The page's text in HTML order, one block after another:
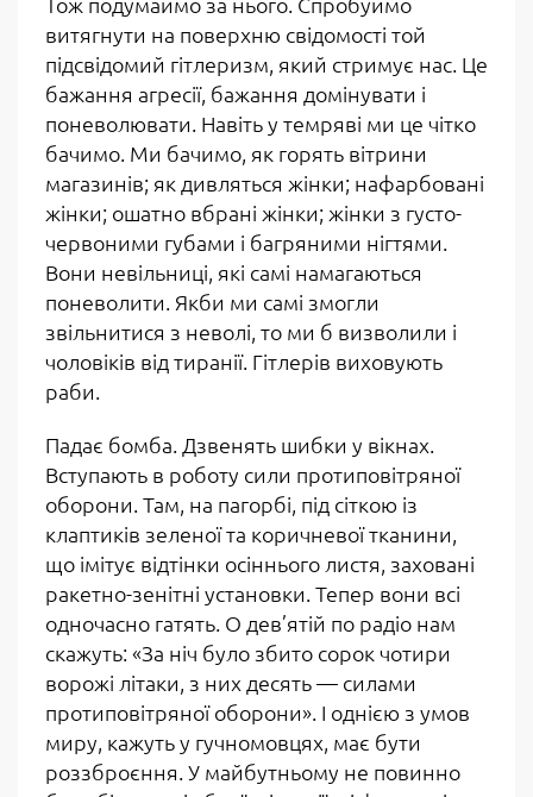
витягнути на поверхню свідомості той
підсвідомий гітлеризм, який стримує нас. Це
бажання агресії, бажання домінувати і
поневолювати. Навіть у темряві ми це чітко
бачимо. Ми бачимо, як горять вітрини
магазинів; як дивляться жінки; нафарбовані
жінки; ошатно вбрані жінки; жінки з густо-
червоними губами і багряними нігтями.
Вони невільниці, які самі намагаються
поневолити. Якби ми самі змогли
звільнитися з неволі, то ми б визволили і
чоловіків від тиранії. Гітлерів виховують
раби.
Падає бомба. Дзвенять шибки у вікнах.
Вступають в роботу сили протиповітряної
оборони. Там, на пагорбі, під сіткою із
клаптиків зеленої та коричневої тканини,
що імітує відтінки осіннього листя, заховані
ракетно-зенітні установки. Тепер вони всі
одночасно гатять. О дев’ятій по радіо нам
скажуть: «За ніч було збито сорок чотири
ворожі літаки, з них десять — силами
протиповітряної оборони». І однією з умов
миру, кажуть у гучномовцях, має бути
роззброєння. У майбутньому не повинно